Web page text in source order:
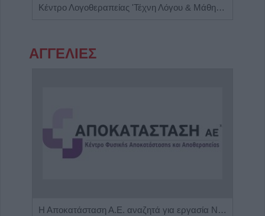
Κέντρο Λογοθεραπείας 'Τέχνη Λόγου & Μάθησης'
ΑΓΓΕΛΙΕΣ
Η Αποκατάσταση Α.Ε. αναζητά για εργασία Νοσηλευτές και Βοηθούς Νοσηλευτές